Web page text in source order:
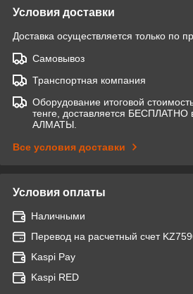
Условия доставки
Доставка осуществляется только по
Самовывоз
Транспортная компания
Оборудование итоговой
тенге, доставляется БЕСПЛАТНО
АЛМАТЫ.
Все условия доставки
Условия оплаты
Наличными
Перевод на расчетный счет
Kaspi Pay
Kaspi RED